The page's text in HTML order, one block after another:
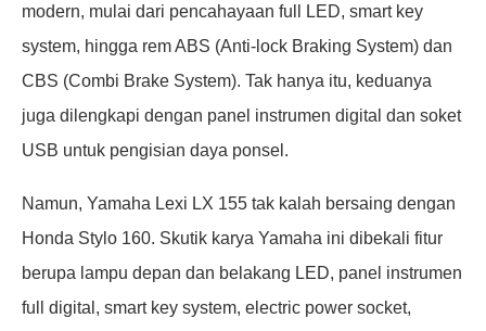
modern, mulai dari pencahayaan full LED, smart key
system, hingga rem ABS (Anti-lock Braking System) dan
CBS (Combi Brake System). Tak hanya itu, keduanya
juga dilengkapi dengan panel instrumen digital dan soket
USB untuk pengisian daya ponsel.
Namun, Yamaha Lexi LX 155 tak kalah bersaing dengan
Honda Stylo 160. Skutik karya Yamaha ini dibekali fitur
berupa lampu depan dan belakang LED, panel instrumen
full digital, smart key system, electric power socket,